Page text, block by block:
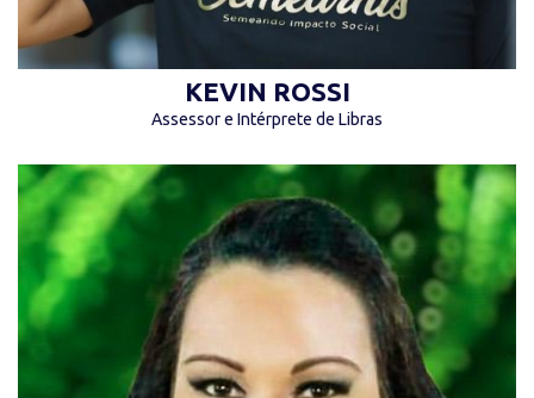
KEVIN ROSSI
Assessor e Intérprete de Libras